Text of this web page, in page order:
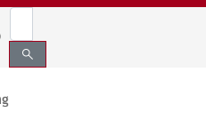
search